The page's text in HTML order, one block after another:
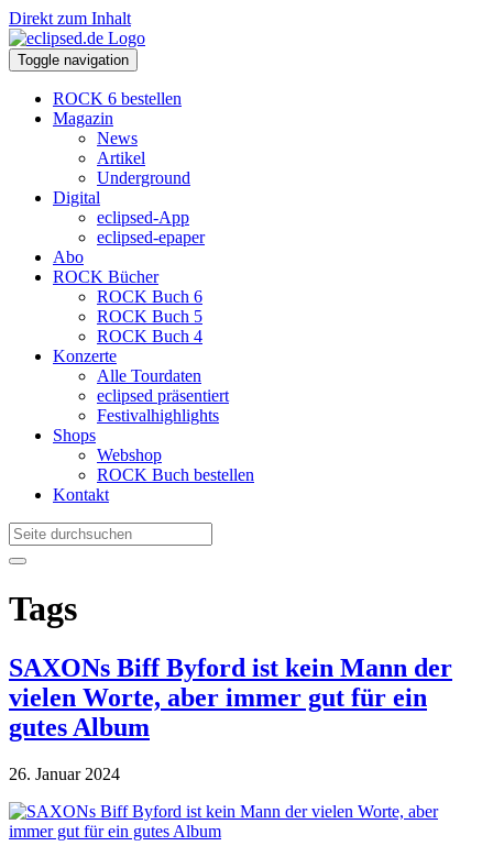
Direkt zum Inhalt
Toggle navigation
ROCK 6 bestellen
Magazin
News
Artikel
Underground
Digital
eclipsed-App
eclipsed-epaper
Abo
ROCK Bücher
ROCK Buch 6
ROCK Buch 5
ROCK Buch 4
Konzerte
Alle Tourdaten
eclipsed präsentiert
Festivalhighlights
Shops
Webshop
ROCK Buch bestellen
Kontakt
Tags
SAXONs Biff Byford ist kein Mann der
vielen Worte, aber immer gut für ein
gutes Album
26. Januar 2024